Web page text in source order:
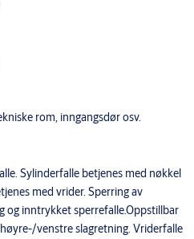
rom, inngangsdør osv.
Sylinderfalle betjenes med nøkkel
med vrider. Sperring av
og inntrykket sperrefalle.Oppstillbar
venstre slagretning. Vriderfalle